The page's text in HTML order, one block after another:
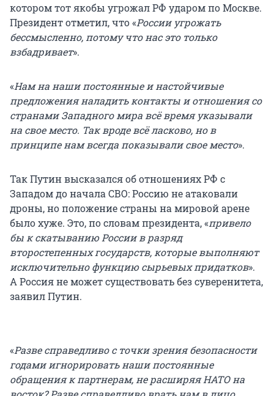
котором тот якобы угрожал РФ ударом по Москве.
Президент отметил, что «России угрожать
бессмысленно, потому что нас это только
взбадривает».
«Нам на наши постоянные и настойчивые
предложения наладить контакты и отношения со
странами Западного мира всё время указывали
на свое место. Так вроде всё ласково, но в
принципе нам всегда показывали свое место».
Так Путин высказался об отношениях РФ с
Западом до начала СВО: Россию не атаковали
дроны, но положение страны на мировой арене
было хуже. Это, по словам президента, «привело
бы к скатыванию России в разряд
второстепенных государств, которые выполняют
исключительно функцию сырьевых придатков».
А Россия не может существовать без суверенитета,
заявил Путин.
«Разве справедливо с точки зрения безопасности
годами игнорировать наши постоянные
обращения к партнерам, не расширяя НАТО на